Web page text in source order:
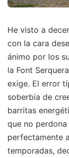
He visto a
con la cara
ánimo por los
la Font
exige. El error
soberbia de
barritas
que no perdona
perfectamente
temporadas,